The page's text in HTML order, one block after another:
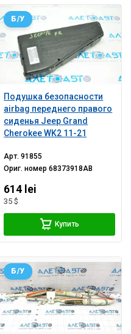
Подушка безопасности
airbag переднего правого
сиденья Jeep Grand
Cherokee WK2 11-21
Б/У
Арт.91855
Ориг. номер68373918AB
614 lei
35 $
Купить
Б/У